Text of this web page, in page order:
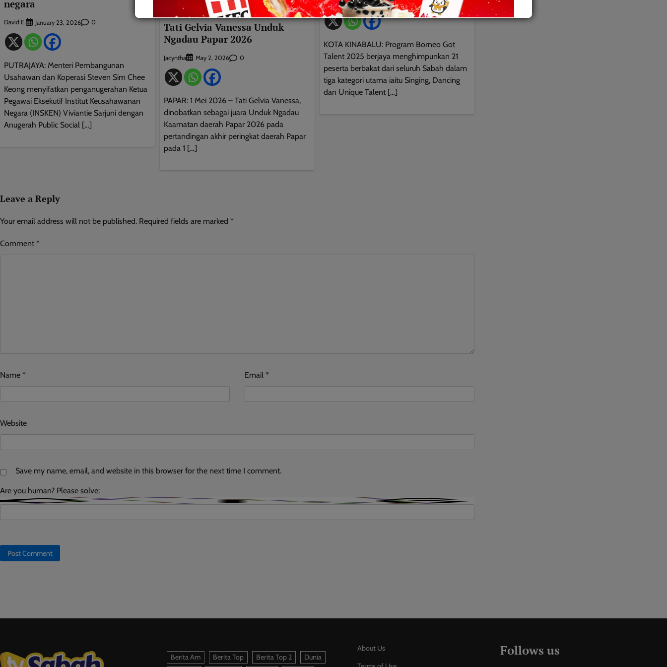
negara
David E. January 23, 2026 0
PUTRAJAYA: Menteri Pembangunan
Usahawan dan Koperasi Steven Sim Chee
Keong menyifatkan penganugerahan Ketua
Pegawai Eksekutif Institut Keusahawanan
Negara (INSKEN) Viviantie Sarjuni dengan
Anugerah Public Social […]
BERITA AM HIBURAN
Tati Gelvia Vanessa Unduk
Ngadau Papar 2026
Jacyntha May 2, 2026 0
PAPAR: 1 Mei 2026 – Tati Gelvia Vanessa,
dinobatkan sebagai juara Unduk Ngadau
Kaamatan daerah Papar 2026 pada
pertandingan akhir peringkat daerah Papar
pada 1 […]
Jacyntha January 5, 2026 0
KOTA KINABALU: Program Borneo Got
Talent 2025 berjaya menghimpunkan 21
peserta berbakat dari seluruh Sabah dalam
tiga kategori utama iaitu Singing, Dancing
dan Unique Talent […]
Leave a Reply
Your email address will not be published. Required fields are marked *
Comment *
Name * Email *
Website
Save my name, email, and website in this browser for the next time I comment.
Are you human? Please solve:
Berita Am Berita Top Berita Top 2 Dunia
About Us
Follows us